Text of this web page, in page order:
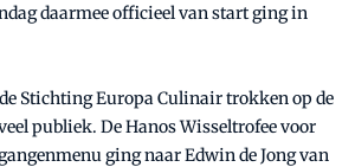
daarmee officieel van start ging in
Stichting Europa Culinair trokken op de
publiek. De Hanos Wisseltrofee voor
ging naar Edwin de Jong van